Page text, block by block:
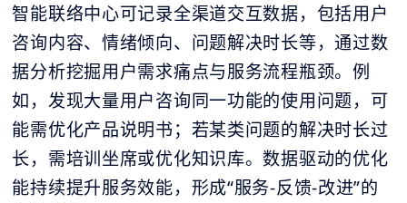
智能联络中心可记录全渠道交互数据，包括用户
咨询内容、情绪倾向、问题解决时长等，通过数
据分析挖掘用户需求痛点与服务流程瓶颈。例
如，发现大量用户咨询同一功能的使用问题，可
能需优化产品说明书；若某类问题的解决时长过
长，需培训坐席或优化知识库。数据驱动的优化
能持续提升服务效能，形成“服务-反馈-改进”的